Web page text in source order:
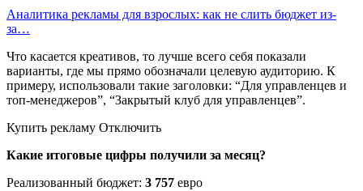
Аналитика рекламы для взрослых: как не слить бюджет из-
за…
Что касается креативов, то лучше всего себя показали
варианты, где мы прямо обозначали целевую аудиторию. К
примеру, использовали такие заголовки: “Для управленцев и
топ-менеджеров”, “Закрытый клуб для управленцев”.
Купить рекламу Отключить
Какие итоговые цифры получили за месяц?
Реализованный бюджет: 3 757 евро